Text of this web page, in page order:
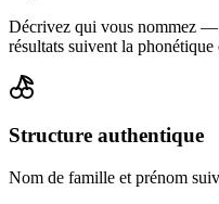
Décrivez qui vous nommez —
résultats suivent la
Structure authentique
Nom de famille et prénom